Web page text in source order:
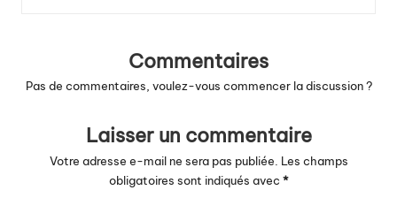
Commentaires
Pas de commentaires, voulez-vous commencer la discussion ?
Laisser un commentaire
Votre adresse e-mail ne sera pas publiée. Les champs
obligatoires sont indiqués avec *